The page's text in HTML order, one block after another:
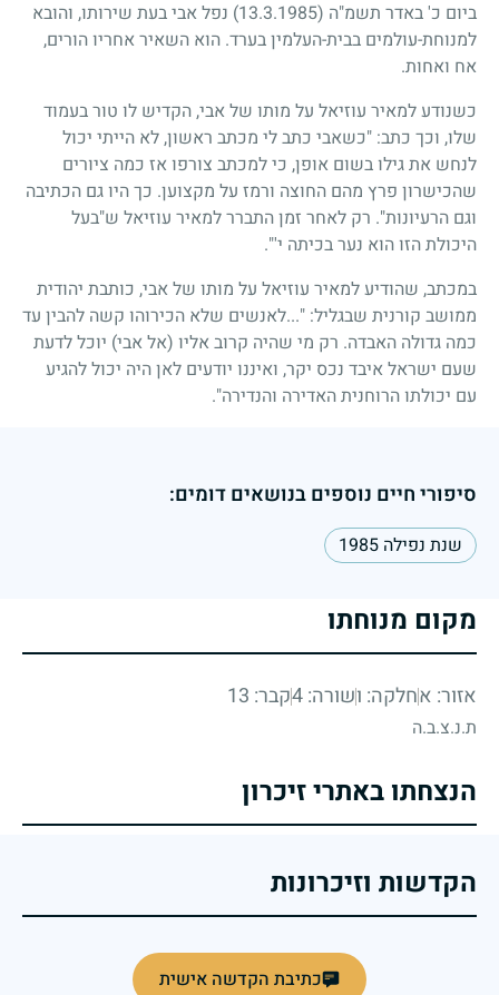
ביום כ' באדר תשמ"ה (13.3.1985)
נפל אבי בעת שירותו, והובא
למנוחת-עולמים בבית-העלמין בערד. הוא השאיר אחריו הורים,
אח ואחות.
כשנודע למאיר עוזיאל על מותו של אבי, הקדיש לו טור בעמוד
שלו, וכך כתב: "כשאבי כתב לי מכתב ראשון, לא הייתי יכול
לנחש את גילו בשום אופן, כי למכתב צורפו אז כמה ציורים
שהכישרון פרץ מהם החוצה ורמז על מקצוען. כך היו גם הכתיבה
וגם הרעיונות". רק לאחר זמן התברר למאיר עוזיאל ש"בעל
היכולת הזו הוא נער בכיתה י'".
במכתב, שהודיע למאיר עוזיאל על מותו של אבי, כותבת יהודית
ממושב קורנית שבגליל: "...לאנשים שלא הכירוהו קשה להבין עד
כמה גדולה האבדה. רק מי שהיה קרוב אליו (אל אבי) יוכל לדעת
שעם ישראל איבד נכס יקר, ואיננו יודעים לאן היה יכול להגיע
עם יכולתו הרוחנית האדירה והנדירה".
סיפורי חיים נוספים בנושאים דומים:
שנת נפילה 1985
מקום מנוחתו
אזור: אחלקה: ושורה: 4 קבר: 13
ת.נ.צ.ב.ה
הנצחתו באתרי זיכרון
הקדשות וזיכרונות
כתיבת הקדשה אישית